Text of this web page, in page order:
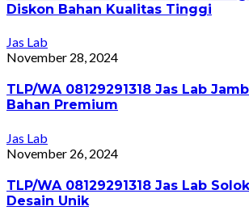
Diskon Bahan Kualitas Tinggi
Jas Lab
November 28, 2024
TLP/WA 08129291318 Jas Lab
Bahan Premium
Jas Lab
November 26, 2024
TLP/WA 08129291318 Jas Lab
Desain Unik